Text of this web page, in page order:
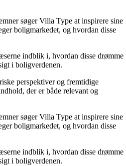
søger Villa Type at inspirere sine
boligmarkedet, og hvordan disse
indblik i, hvordan disse drømme
i boligverdenen.
perspektiver og fremtidige
der er både relevant og
søger Villa Type at inspirere sine
boligmarkedet, og hvordan disse
indblik i, hvordan disse drømme
i boligverdenen.